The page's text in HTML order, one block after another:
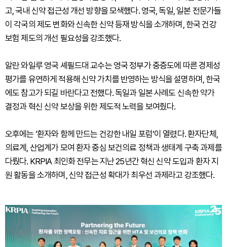
고, 국내 신약 접근성 개선 방향을 모색했다. 영국, 독일, 일본 전문가들
이 각국의 제도 변화와 신속한 신약 등재 방식을 소개하며, 한국 건강
보험 제도의 개선 필요성을 강조했다.
알란 와일루 영국 셰필드대 교수는 영국 정부가 중증도에 따른 경제성
평가를 유연하게 적용해 신약 가치를 반영하는 방식을 설명하며, 한국
에도 참고가 되길 바란다고 전했다. 독일과 일본 사례도 신속한 약가
결정과 혁신 신약 보상을 위한 제도적 노력을 보여줬다.
오후에는 ‘환자와 함께 만드는 건강한 내일 포럼’이 열렸다. 환자단체,
의료계, 산업계가 모여 환자 중심 보건의료 정책과 생태계 구축 과제를
다뤘다. KRPIA 최인화 전무는 지난 25년간 혁신 신약 도입과 환자 지
원 활동을 소개하며, 신약 접근성 확대가 최우선 과제라고 강조했다.